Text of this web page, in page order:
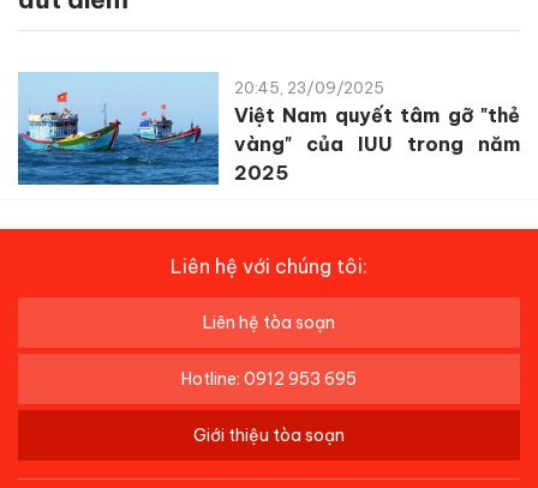
20:45, 23/09/2025
Việt Nam quyết tâm gỡ "thẻ
vàng" của IUU trong năm
2025
Liên hệ với chúng tôi:
Liên hệ tòa soạn
Hotline: 0912 953 695
Giới thiệu tòa soạn